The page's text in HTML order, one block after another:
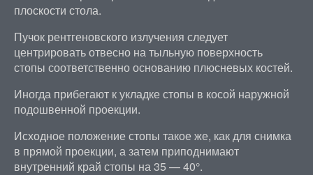
плоскости стола.
Пучок рентгеновского излучения следует
центрировать отвесно на тыльную поверхность
стопы соответственно основанию плюсневых костей.
Иногда прибегают к укладке стопы в косой наружной
подошвенной проекции.
Исходное положение стопы такое же, как для снимка
в прямой проекции, а затем приподнимают
внутренний край стопы на 35 — 40°.